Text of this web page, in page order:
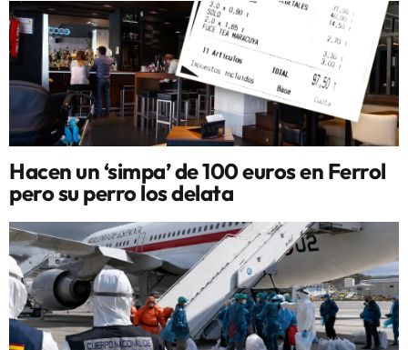
Hacen un ‘simpa’ de 100 euros en Ferrol
pero su perro los delata